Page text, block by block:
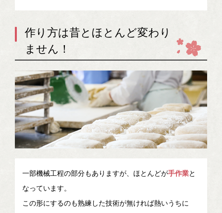
作り方は昔とほとんど変わり
ません！
一部機械工程の部分もありますが、ほとんどが手作業と
なっています。
この形にするのも熟練した技術が無ければ熱いうちに